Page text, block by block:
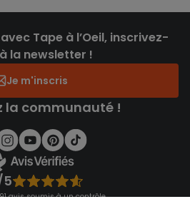
Tape à l’Oeil, inscrivez-
la newsletter !
Je m'inscris
la communauté !
avis soumis à un contrôle